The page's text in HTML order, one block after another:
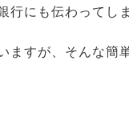
行にも伝わってし
ますが、そんな簡